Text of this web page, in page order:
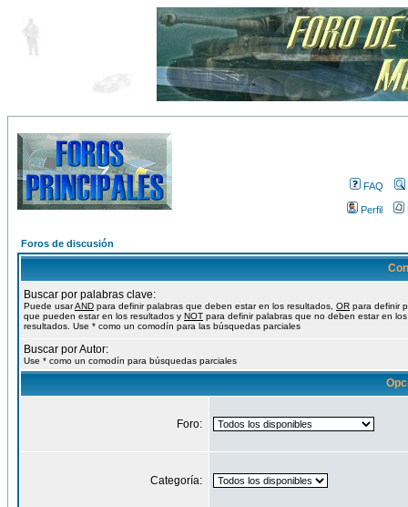
FAQ
Perfil
Foros de discusión
Buscar por palabras clave:
Puede usarAND para definir palabras que deben estar en los resultados, OR para definir
que pueden estar en los resultados y NOT para definir palabras que no deben estar en los
resultados. Use * como un comodín para las búsquedas parciales
Buscar por Autor:
Use * como un comodín para búsquedas parciales
Foro:
Categoría: